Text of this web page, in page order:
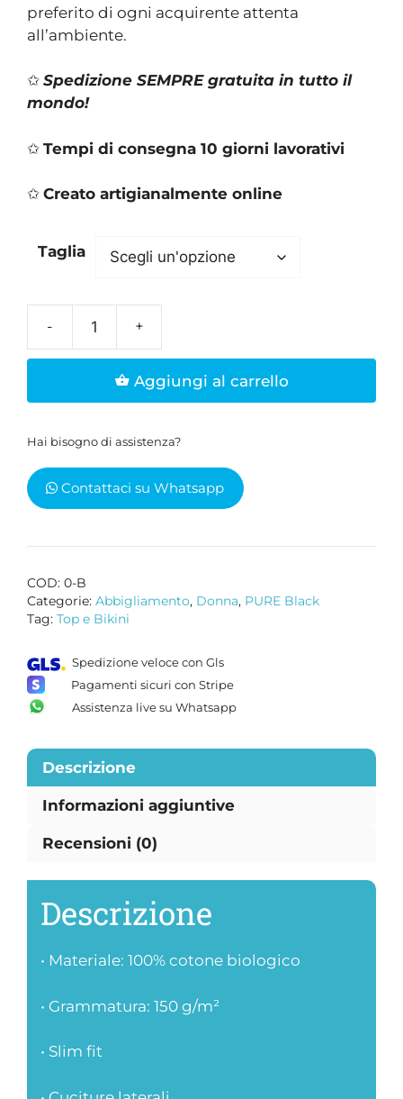
preferito di ogni acquirente attenta
all’ambiente.
✩ Spedizione SEMPRE gratuita in tutto il
mondo!
✩ Tempi di consegna 10 giorni lavorativi
✩ Creato artigianalmente online
Taglia
top
donna
organico
quantità
Aggiungi al carrello
Hai bisogno di assistenza?
Contattaci su Whatsapp
COD: 0-B
Categorie: Abbigliamento, Donna, PURE Black
Tag: Top e Bikini
Spedizione veloce con Gls
Pagamenti sicuri con Stripe
Assistenza live su Whatsapp
Descrizione
Informazioni aggiuntive
Recensioni (0)
Descrizione
• Materiale: 100% cotone biologico
• Grammatura: 150 g/m²
• Slim fit